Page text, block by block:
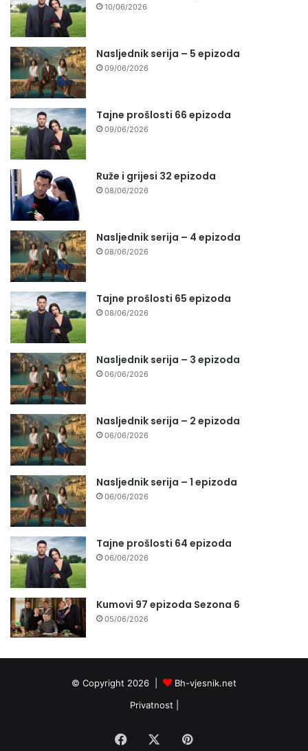
10/06/2026
Nasljednik serija – 5 epizoda
09/06/2026
Tajne prošlosti 66 epizoda
09/06/2026
Ruže i grijesi 32 epizoda
08/06/2026
Nasljednik serija – 4 epizoda
08/06/2026
Tajne prošlosti 65 epizoda
08/06/2026
Nasljednik serija – 3 epizoda
06/06/2026
Nasljednik serija – 2 epizoda
06/06/2026
Nasljednik serija – 1 epizoda
06/06/2026
Tajne prošlosti 64 epizoda
06/06/2026
Kumovi 97 epizoda Sezona 6
05/06/2026
© Copyright 2026 |
Bh-vjesnik.net
Privatnost
Facebook Pinterest